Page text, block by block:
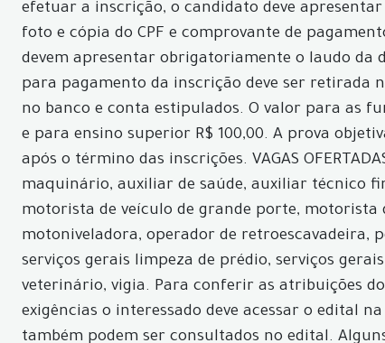
efetuar a inscrição, o candidato deve
foto e cópia do CPF e comprovante de
devem apresentar obrigatoriamente o laudo da
para pagamento da inscrição deve ser retirada
no banco e conta estipulados. O valor para as
e para ensino superior R$ 100,00. A prova
após o término das inscrições. VAGAS
maquinário, auxiliar de saúde, auxiliar técnico
motorista de veículo de grande porte, motorista
motoniveladora, operador de retroescavadeira,
serviços gerais limpeza de prédio, serviços
veterinário, vigia. Para conferir as atribuições
exigências o interessado deve acessar o edital
também podem ser consultados no edital.